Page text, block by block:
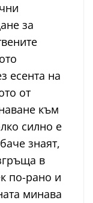
за
есента на
от
към
силно е
знаят,
в
по-рано и
минава